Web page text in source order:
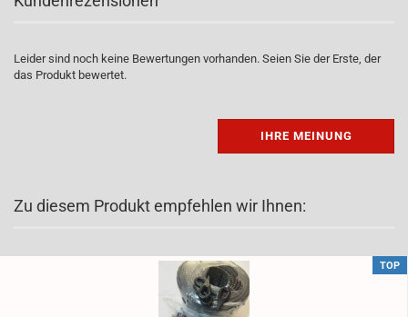
Leider sind noch keine Bewertungen vorhanden. Seien Sie der Erste, der
das Produkt bewertet.
IHRE MEINUNG
Zu diesem Produkt empfehlen wir Ihnen:
TOP